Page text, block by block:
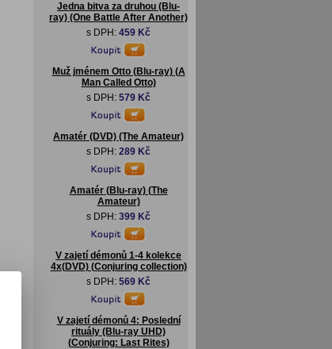
Jedna bitva za druhou (Blu-
ray) (One Battle After Another)
s DPH: 459 Kč
Muž jménem Otto (Blu-ray) (A
Man Called Otto)
s DPH: 579 Kč
Amatér (DVD) (The Amateur)
s DPH: 289 Kč
Amatér (Blu-ray) (The
Amateur)
s DPH: 399 Kč
V zajetí démonů 1-4 kolekce
4x(DVD) (Conjuring collection)
s DPH: 569 Kč
V zajetí démonů 4: Poslední
rituály (Blu-ray UHD)
(Conjuring: Last Rites)